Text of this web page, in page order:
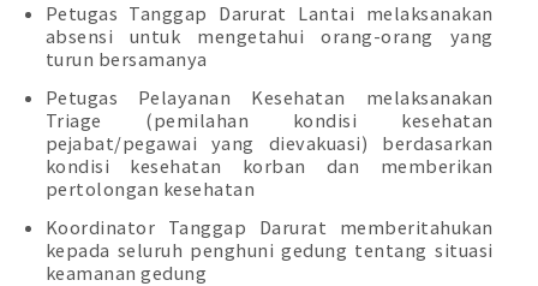
Petugas Tanggap Darurat Lantai melaksanakan
absensi untuk mengetahui orang-orang yang
turun bersamanya
Petugas Pelayanan Kesehatan melaksanakan
Triage (pemilahan kondisi kesehatan
pejabat/pegawai yang dievakuasi) berdasarkan
kondisi kesehatan korban dan memberikan
pertolongan kesehatan
Koordinator Tanggap Darurat memberitahukan
kepada seluruh penghuni gedung tentang situasi
keamanan gedung